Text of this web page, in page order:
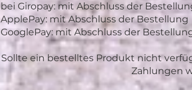
bei Giropay: mit Abschluss der
ApplePay: mit Abschluss der Bestellung
GooglePay: mit Abschluss der
Sollte ein bestelltes Produkt nicht
Zahlungen